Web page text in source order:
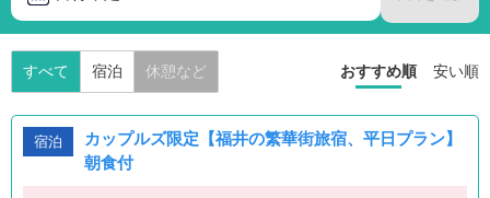
すべて 宿泊 休憩など おすすめ順 安い順
宿泊
カップルズ限定【福井の繁華街旅宿、平日プラン】
朝食付